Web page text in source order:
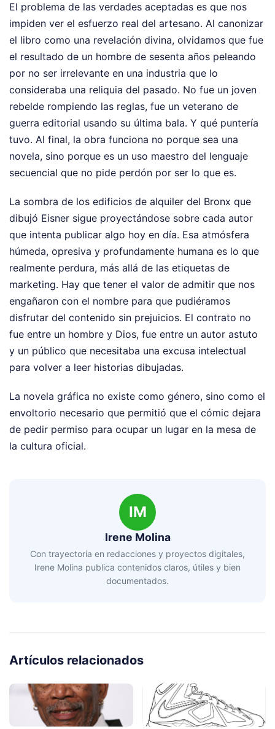
El problema de las verdades aceptadas es que nos
impiden ver el esfuerzo real del artesano. Al canonizar
el libro como una revelación divina, olvidamos que fue
el resultado de un hombre de sesenta años peleando
por no ser irrelevante en una industria que lo
consideraba una reliquia del pasado. No fue un joven
rebelde rompiendo las reglas, fue un veterano de
guerra editorial usando su última bala. Y qué puntería
tuvo. Al final, la obra funciona no porque sea una
novela, sino porque es un uso maestro del lenguaje
secuencial que no pide perdón por ser lo que es.
La sombra de los edificios de alquiler del Bronx que
dibujó Eisner sigue proyectándose sobre cada autor
que intenta publicar algo hoy en día. Esa atmósfera
húmeda, opresiva y profundamente humana es lo que
realmente perdura, más allá de las etiquetas de
marketing. Hay que tener el valor de admitir que nos
engañaron con el nombre para que pudiéramos
disfrutar del contenido sin prejuicios. El contrato no
fue entre un hombre y Dios, fue entre un autor astuto
y un público que necesitaba una excusa intelectual
para volver a leer historias dibujadas.
La novela gráfica no existe como género, sino como el
envoltorio necesario que permitió que el cómic dejara
de pedir permiso para ocupar un lugar en la mesa de
la cultura oficial.
IM
Irene Molina
Con trayectoria en redacciones y proyectos digitales,
Irene Molina publica contenidos claros, útiles y bien
documentados.
Artículos relacionados